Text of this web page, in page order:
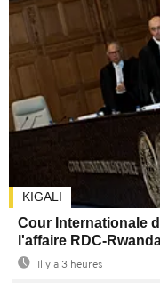
KIGALI
Cour Internationale
l'affaire RDC-
Il y a 3 heures